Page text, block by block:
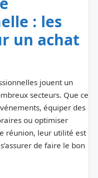
: les
un achat
jouent un
secteurs. Que ce
équiper des
ou optimiser
réunion, leur utilité est
de faire le bon